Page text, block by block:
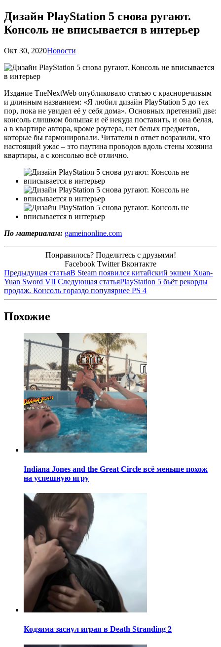
Дизайн PlayStation 5 снова ругают.
Консоль не вписывается в интерьер
Окт 30, 2020Новости
Издание TneNextWeb опубликовало статью с красноречивым
и длинным названием: «Я любил дизайн PlayStation 5 до тех
пор, пока не увидел её у себя дома». Основных претензий две:
консоль слишком большая и её некуда поставить, и она белая,
а в квартире автора, кроме роутера, нет белых предметов,
которые бы гармонировали. Читатели в ответ возразили, что
настоящий ужас – это паутина проводов вдоль стены хозяина
квартиры, а с консолью всё отлично.
По материалам: gameinonline.com
Понравилось? Поделитесь с друзьями!
Facebook Twitter Вконтакте
Предыдущая статьяВ Steam появился китайский экшен Xuan-
Yuan Sword VII Следующая статьяPlayStation 5 бьёт рекорды
продаж. Консоль гораздо популярнее PS 4
Похожие
Indiana Jones and the Great Circle всё меньше похож
на успешную игру
Кодзима заснул играя в Death Stranding 2